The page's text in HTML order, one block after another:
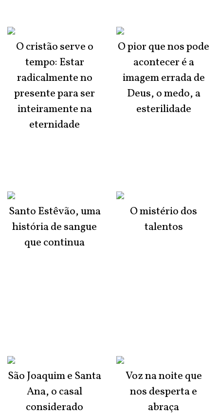
O cristão serve o
tempo: Estar
radicalmente no
presente para ser
inteiramente na
eternidade
Santo Estêvão, uma
história de sangue
que continua
São Joaquim e Santa
Ana, o casal
considerado
O pior que nos pode
acontecer é a
imagem errada de
Deus, o medo, a
esterilidade
O mistério dos
talentos
Voz na noite que
nos desperta e
abraça